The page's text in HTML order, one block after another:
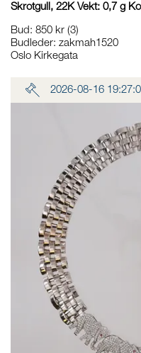
Skrotgull, 22K Vekt: 0,7 g
Bud: 850 kr (3)
Budleder: zakmah1520
Oslo Kirkegata
2026-08-16